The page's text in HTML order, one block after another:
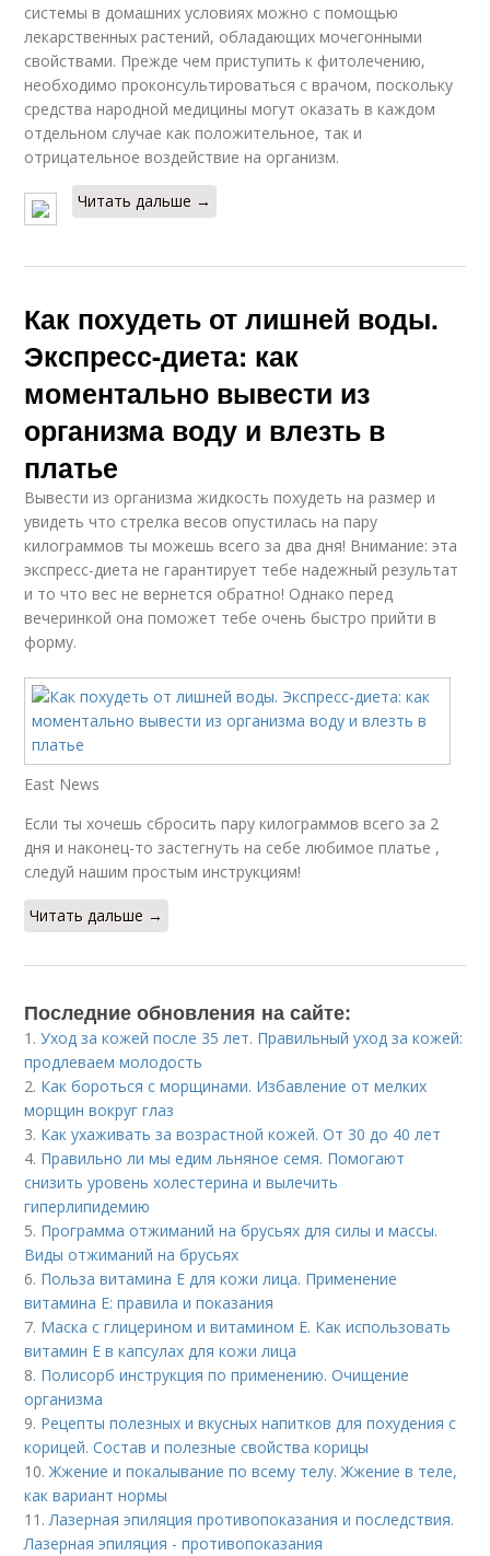
системы в домашних условиях можно с помощью
лекарственных растений, обладающих мочегонными
свойствами. Прежде чем приступить к фитолечению,
необходимо проконсультироваться с врачом, поскольку
средства народной медицины могут оказать в каждом
отдельном случае как положительное, так и
отрицательное воздействие на организм.
Читать дальше →
Как похудеть от лишней воды.
Экспресс-диета: как
моментально вывести из
организма воду и влезть в
платье
Вывести из организма жидкость похудеть на размер и
увидеть что стрелка весов опустилась на пару
килограммов ты можешь всего за два дня! Внимание: эта
экспресс-диета не гарантирует тебе надежный результат
и то что вес не вернется обратно! Однако перед
вечеринкой она поможет тебе очень быстро прийти в
форму.
East News
Если ты хочешь сбросить пару килограммов всего за 2
дня и наконец-то застегнуть на себе любимое платье ,
следуй нашим простым инструкциям!
Читать дальше →
Последние обновления на сайте:
1.Уход за кожей после 35 лет. Правильный уход за кожей:
продлеваем молодость
2. Как бороться с морщинами. Избавление от мелких
морщин вокруг глаз
3. Как ухаживать за возрастной кожей. От 30 до 40 лет
4. Правильно ли мы едим льняное семя. Помогают
снизить уровень холестерина и вылечить
гиперлипидемию
5. Программа отжиманий на брусьях для силы и массы.
Виды отжиманий на брусьях
6. Польза витамина Е для кожи лица. Применение
витамина E: правила и показания
7. Маска с глицерином и витамином Е. Как использовать
витамин E в капсулах для кожи лица
8. Полисорб инструкция по применению. Очищение
организма
9. Рецепты полезных и вкусных напитков для похудения с
корицей. Состав и полезные свойства корицы
10.Жжение и покалывание по всему телу. Жжение в теле,
как вариант нормы
11.Лазерная эпиляция противопоказания и последствия.
Лазерная эпиляция - противопоказания